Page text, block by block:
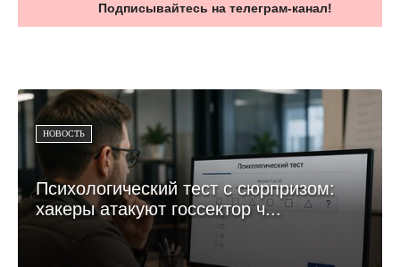
Подписывайтесь на телеграм-канал!
НОВОСТЬ
Психологический тест с сюрпризом:
хакеры атакуют госсектор ч...